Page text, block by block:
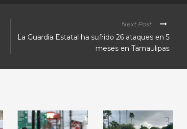
Next Post
La Guardia Estatal ha sufrido 26 ataques en 5
meses en Tamaulipas